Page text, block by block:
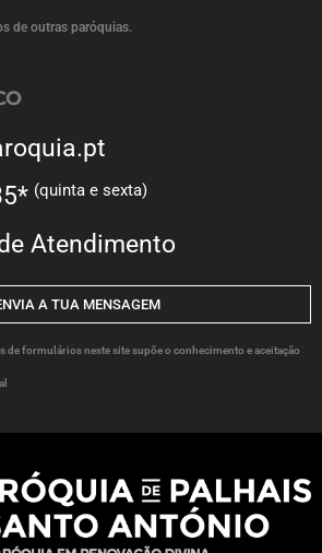
de outras paróquias.
(quinta e sexta)
Atendimento
A TUA MENSAGEM
de formulários neste site supõe o conhecimento e aceitação